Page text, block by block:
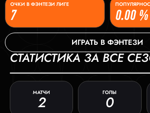
7
ОЧКИ В ФЭНТЕЗИ ЛИГЕ
0.00 %
ИГРАТЬ В ФЭНТЕЗИ
СТАТИСТИКА ЗА ВСЕ
МАТЧИ
2
ГОЛЫ
0